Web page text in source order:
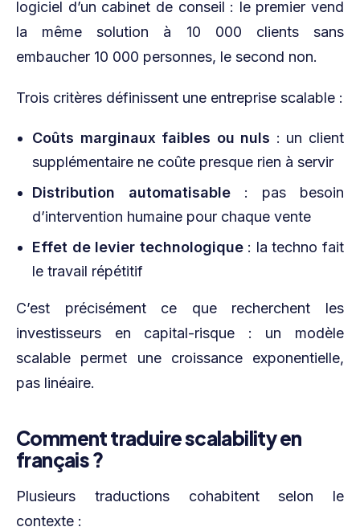
logiciel d’un cabinet de conseil : le premier vend
la même solution à 10 000 clients sans
embaucher 10 000 personnes, le second non.
Trois critères définissent une entreprise scalable :
Coûts marginaux faibles ou nuls : un client
supplémentaire ne coûte presque rien à servir
Distribution automatisable : pas besoin
d’intervention humaine pour chaque vente
Effet de levier technologique: la techno fait
le travail répétitif
C’est précisément ce que recherchent les
investisseurs en capital-risque : un modèle
scalable permet une croissance exponentielle,
pas linéaire.
Comment traduire scalability en
français ?
Plusieurs traductions cohabitent selon le
contexte :